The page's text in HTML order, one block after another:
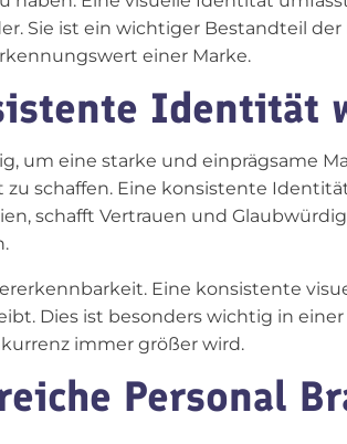
Sie ist ein wichtiger Bestandteil
einer Marke.
Identität
um eine starke und einprägsame
schaffen. Eine konsistente
schafft Vertrauen und
Eine konsistente
Dies ist besonders wichtig in
immer größer wird.
Personal